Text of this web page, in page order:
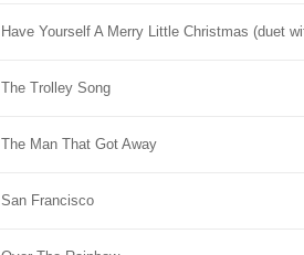
Have Yourself A Merry Little Christmas (duet
The Trolley Song
The Man That Got Away
San Francisco